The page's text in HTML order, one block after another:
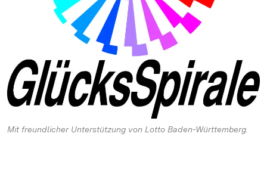
Mit freundlicher Unterstützung von Lotto Baden-Württemberg.